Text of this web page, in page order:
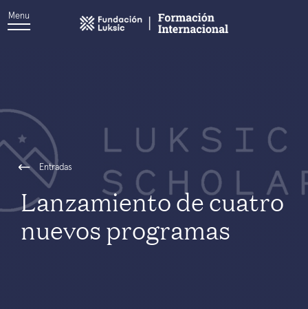
Menu
Entradas
Lanzamiento de cuatro
nuevos programas